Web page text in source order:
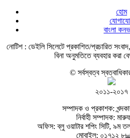
হোম
বাংলা
নোটিশ : ডেইলি সিলেটে প্রকাশিত/প্রচারিত
বিনা অনুমতিতে ব্যবহার করা
© সর্বস্বত্ব
২০১১-২০১৭
সম্পাদক ও প্রকাশক:
নির্বাহী সম্পাদক:
অফিস: ব্লু ওয়াটার শপিং সিটি, ৯ম
মোবাইল: ০১৭১২